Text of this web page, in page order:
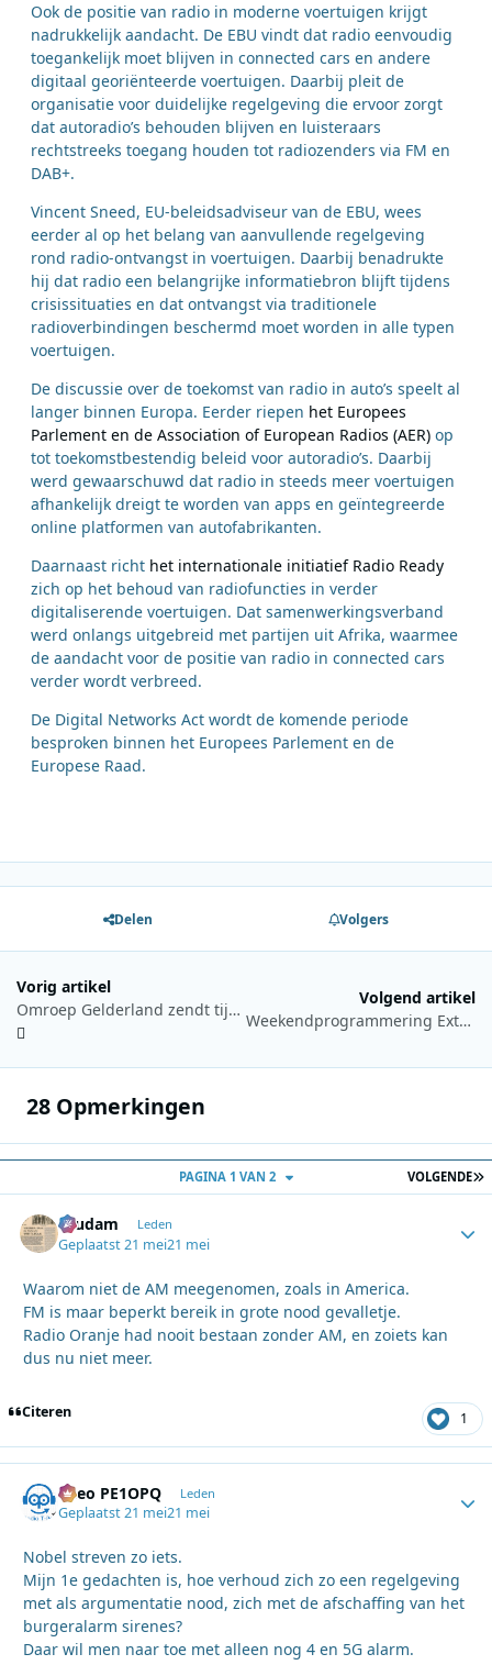
Ook de positie van radio in moderne voertuigen krijgt
nadrukkelijk aandacht. De EBU vindt dat radio eenvoudig
toegankelijk moet blijven in connected cars en andere
digitaal georiënteerde voertuigen. Daarbij pleit de
organisatie voor duidelijke regelgeving die ervoor zorgt
dat autoradio’s behouden blijven en luisteraars
rechtstreeks toegang houden tot radiozenders via FM en
DAB+.
Vincent Sneed, EU-beleidsadviseur van de EBU, wees
eerder al op het belang van aanvullende regelgeving
rond radio-ontvangst in voertuigen. Daarbij benadrukte
hij dat radio een belangrijke informatiebron blijft tijdens
crisissituaties en dat ontvangst via traditionele
radioverbindingen beschermd moet worden in alle typen
voertuigen.
De discussie over de toekomst van radio in auto’s speelt al
langer binnen Europa. Eerder riepen het Europees
Parlement en de Association of European Radios (AER) op
tot toekomstbestendig beleid voor autoradio’s. Daarbij
werd gewaarschuwd dat radio in steeds meer voertuigen
afhankelijk dreigt te worden van apps en geïntegreerde
online platformen van autofabrikanten.
Daarnaast richt het internationale initiatief Radio Ready
zich op het behoud van radiofuncties in verder
digitaliserende voertuigen. Dat samenwerkingsverband
werd onlangs uitgebreid met partijen uit Afrika, waarmee
de aandacht voor de positie van radio in connected cars
verder wordt verbreed.
De Digital Networks Act wordt de komende periode
besproken binnen het Europees Parlement en de
Europese Raad.
Delen Volgers
Vorig artikel
Omroep Gelderland zendt tijdens Pinksteren de 80s Vierdaagse uit
Volgend artikel
Weekendprogrammering Extra Gold vol historische radio en vinyl
28 Opmerkingen
VOLGENDE
PAGINA 1 VAN 2
ruudam Leden
Geplaatst21 mei21 mei
Waarom niet de AM meegenomen, zoals in America.
FM is maar beperkt bereik in grote nood gevalletje.
Radio Oranje had nooit bestaan zonder AM, en zoiets kan
dus nu niet meer.
Citeren 1
Theo PE1OPQ Leden
Geplaatst21 mei21 mei
Nobel streven zo iets.
Mijn 1e gedachten is, hoe verhoud zich zo een regelgeving
met als argumentatie nood, zich met de afschaffing van het
burgeralarm sirenes?
Daar wil men naar toe met alleen nog 4 en 5G alarm.